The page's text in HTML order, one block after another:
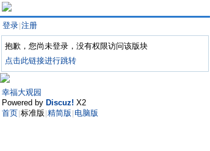
登录 注册
抱歉，您尚未登录，没有权限访问该版块
点击此链接进行跳转
幸福大观园
Powered by Discuz! X2
首页 标准版 精简版 电脑版